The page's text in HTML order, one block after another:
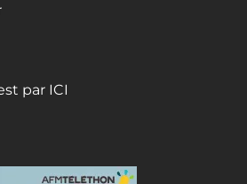
par ICI